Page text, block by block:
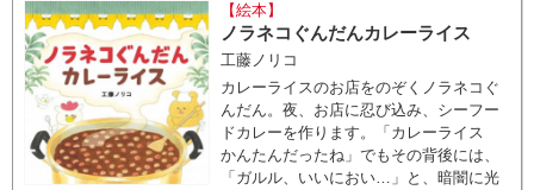
【絵本】
ノラネコぐんだんカレーライス
工藤ノリコ
カレーライスのお店をのぞくノラネコぐ
んだん。夜、お店に忍び込み、シーフー
ドカレーを作ります。「カレーライス
かんたんだったね」でもその背後には、
「ガルル、いいにおい…」と、暗闇に光